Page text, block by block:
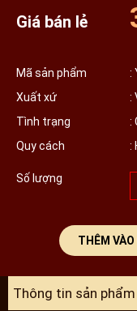
Giá bán lẻ
Mã sản phẩm
:
Xuất xứ
:
Tình trạng
:
Quy cách
:
Số lượng
THÊM VÀO
Thông tin sản phẩm